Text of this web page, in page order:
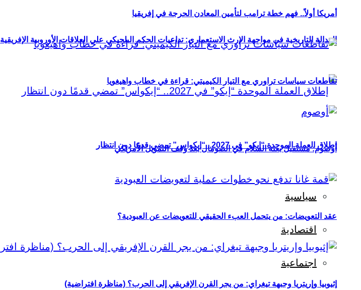
العدالة التاريخية في مواجهة الإرث الاستعماري: تداعيات الحكم البلجيكي على العلاقات الأوروبية الإفريقية
إطلاق العملة الموحدة “إيكو” في 2027.. “إيكواس” تمضي قدمًا دون انتظار
سياسية
اقتصادية
اجتماعية
أمريكا أولاً.. فهم خطة ترامب لتأمين المعادن الحرجة في إفريقيا
تقاطعات سياسات تراوري مع التيار الكيميتي: قراءة في خطاب واهيغويا
أوصوم: مستقبل بعثة السلام في الصومال بعد وقف التمويل الأمريكي
عقد التعويضات: من يتحمل العبء الحقيقي للتعويضات عن العبودية؟
إثيوبيا وإريتريا وجبهة تيغراي: من يجر القرن الإفريقي إلى الحرب؟ (مناظرة افتراضية)